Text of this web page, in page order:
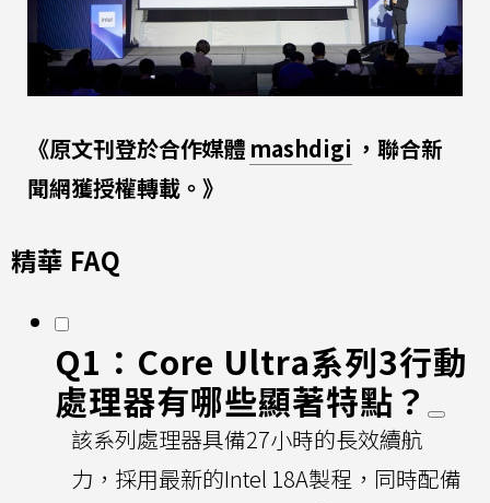
《原文刊登於合作媒體 mashdigi ，聯合新
聞網獲授權轉載。》
精華 FAQ
Q1：Core Ultra系列3行動
處理器有哪些顯著特點？
該系列處理器具備27小時的長效續航
力，採用最新的Intel 18A製程，同時配備